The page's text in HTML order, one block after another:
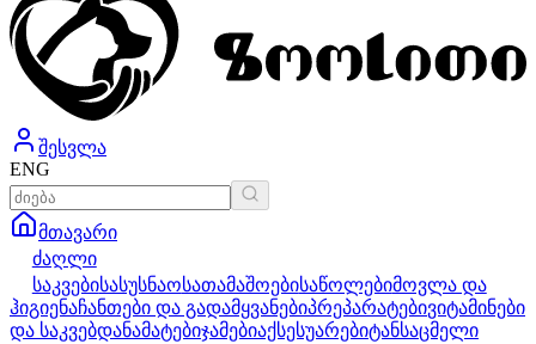
შესვლა
ENG
მთავარი
ძაღლი
საკვებისასუსნაოსათამაშოებისაწოლებიმოვლა და
ჰიგიენაჩანთები და გადამყვანებიპრეპარატებივიტამინები
და საკვებდანამატებიჯამებიაქსესუარებიტანსაცმელი